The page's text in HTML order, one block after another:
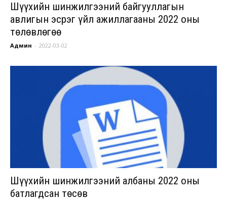
Шүүхийн шинжилгээний байгууллагын
авлигын эсрэг үйл ажиллагааны 2022 оны
төлөвлөгөө
Админ - 2022-03-02
Шүүхийн шинжилгээний албаны 2022 оны
батлагдсан төсөв